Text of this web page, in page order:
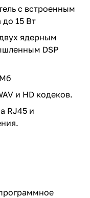
с встроенным
15 Вт
ядерным
DSP
и HD кодеков.
RJ45 и